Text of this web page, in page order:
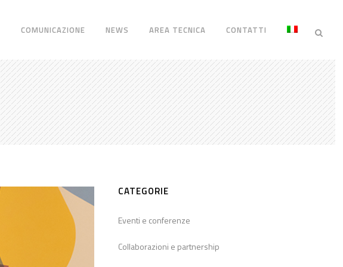
COMUNICAZIONE NEWS AREA TECNICA CONTATTI
CATEGORIE
Eventi e conferenze
Collaborazioni e partnership